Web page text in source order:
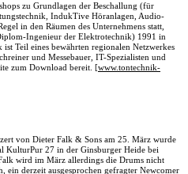
zu Grundlagen der Beschallung (für
IndukTive Höranlagen, Audio-
in den Räumen des Unternehmens statt,
Ingenieur der Elektrotechnik) 1991 in
Teil eines bewährten regionalen Netzwerkes
und Messebauer, IT-Spezialisten und
zum Download bereit. [www.tontechnik-
von Dieter Falk & Sons am 25. März wurde
KulturPur 27 in der Ginsburger Heide bei
wird im März allerdings die Drums nicht
ein derzeit ausgesprochen gefragter Newcomer